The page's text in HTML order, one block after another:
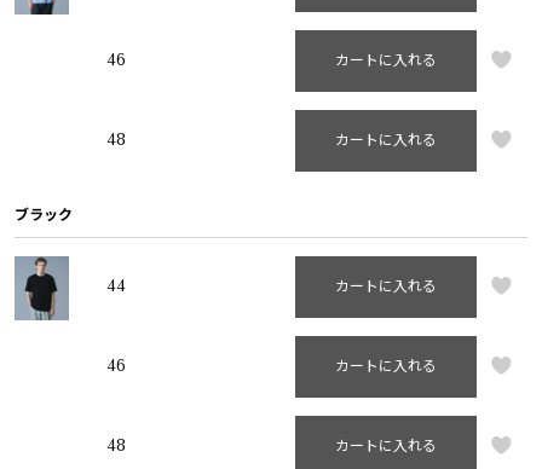
46 カートに入れる
48 カートに入れる
ブラック
44 カートに入れる
46 カートに入れる
48 カートに入れる